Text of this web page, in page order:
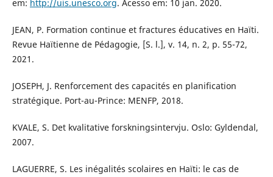
em: http://uis.unesco.org. Acesso em: 10 jan. 2020.
JEAN, P. Formation continue et fractures éducatives en Haïti.
Revue Haïtienne de Pédagogie, [S. l.], v. 14, n. 2, p. 55-72,
2021.
JOSEPH, J. Renforcement des capacités en planification
stratégique. Port-au-Prince: MENFP, 2018.
KVALE, S. Det kvalitative forskningsintervju. Oslo: Gyldendal,
2007.
LAGUERRE, S. Les inégalités scolaires en Haïti: le cas de